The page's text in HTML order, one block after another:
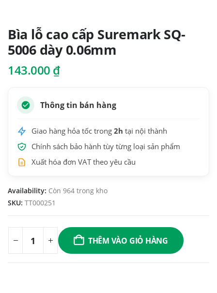
Bìa lỗ cao cấp Suremark SQ-
5006 dày 0.06mm
143.000 ₫
Thông tin bán hàng
Giao hàng hỏa tốc trong 2h tại nội thành
Chính sách bảo hành tùy từng loại sản phẩm
Xuất hóa đơn VAT theo yêu cầu
Availability: Còn 964 trong kho
SKU: TT000251
THÊM VÀO GIỎ HÀNG